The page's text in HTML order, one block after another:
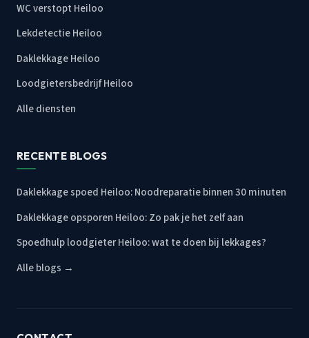
WC verstopt Heiloo
Lekdetectie Heiloo
Daklekkage Heiloo
Loodgietersbedrijf Heiloo
Alle diensten
RECENTE BLOGS
Daklekkage spoed Heiloo: Noodreparatie binnen 30 minuten
Daklekkage opsporen Heiloo: Zo pak je het zelf aan
Spoedhulp loodgieter Heiloo: wat te doen bij lekkages?
Alle blogs →